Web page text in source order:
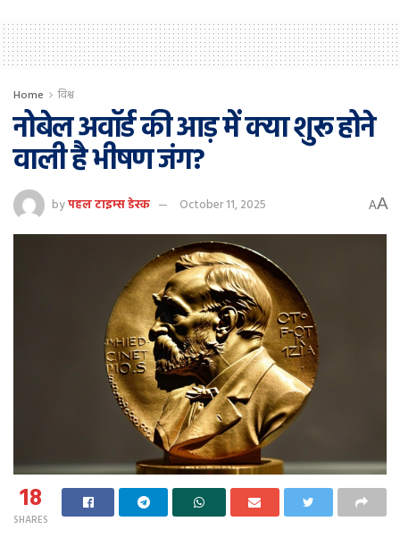
Home विश्व
नोबेल अवॉर्ड की आड़ में क्या शुरू होने
वाली है भीषण जंग?
byपहल टाइम्स डेस्क October 11, 2025 AA
18
SHARES